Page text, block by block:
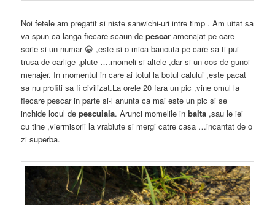
Noi fetele am pregatit si niste sanwichi-uri intre timp . Am uitat sa
va spun ca langa fiecare scaun depescar amenajat pe care
scrie si un numar 😀 ,este si o mica bancuta pe care sa-ti pui
trusa de carlige ,plute ….momeli si altele ,dar si un cos de gunoi
menajer. In momentul in care ai totul la botul calului ,este pacat
sa nu profiti sa fi civilizat.La orele 20 fara un pic ,vine omul la
fiecare pescar in parte si-l anunta ca mai este un pic si se
inchide locul depescuiala. Arunci momelile inbalta ,sau le iei
cu tine ,viermisorii la vrabiute si mergi catre casa …incantat de o
zi superba.